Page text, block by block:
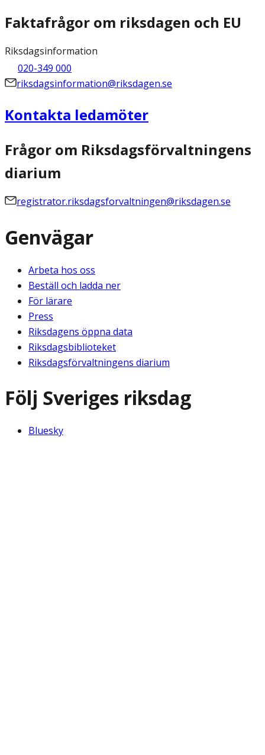
Faktafrågor om riksdagen och EU
Riksdagsinformation
020-349 000
riksdagsinformation@riksdagen.se
Kontakta ledamöter
Frågor om Riksdagsförvaltningens
diarium
registrator.riksdagsforvaltningen@riksdagen.se
Genvägar
Arbeta hos oss
Beställ och ladda ner
För lärare
Press
Riksdagens öppna data
Riksdagsbiblioteket
Riksdagsförvaltningens diarium
Följ Sveriges riksdag
Bluesky